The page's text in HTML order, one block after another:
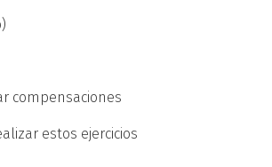
compensaciones
estos ejercicios